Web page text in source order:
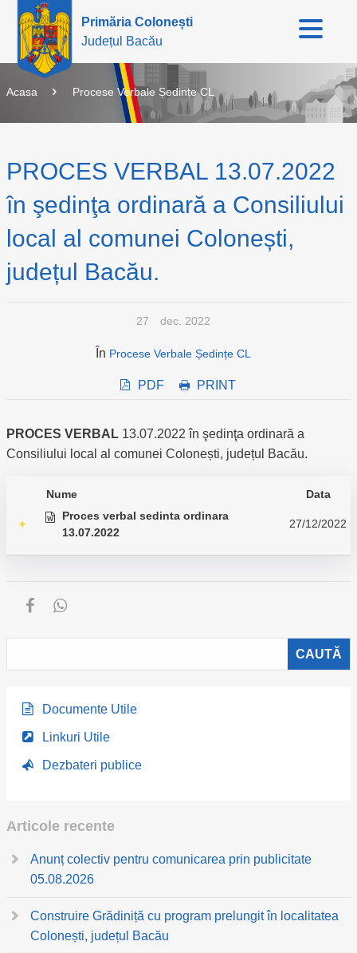
Primăria Colonești
Județul Bacău
Acasa Procese Verbale Ședințe CL
PROCES VERBAL 13.07.2022
în şedinţa ordinară a Consiliului
local al comunei Colonești,
județul Bacău.
27 dec. 2022
În Procese Verbale Ședințe CL
PDF PRINT
PROCES VERBAL 13.07.2022 în şedinţa ordinară a
Consiliului local al comunei Colonești, județul Bacău.
Nume Data
+
Proces verbal sedinta ordinara
13.07.2022
27/12/2022
Documente Utile
Linkuri Utile
Dezbateri publice
Articole recente
Anunț colectiv pentru comunicarea prin publicitate
05.08.2026
Construire Grădiniță cu program prelungit în localitatea
Colonești, județul Bacău